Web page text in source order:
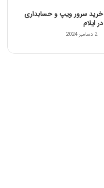
خرید سرور ویپ و حسابداری
در ایلام
2 دسامبر 2024